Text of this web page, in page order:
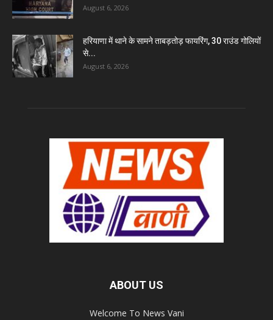
August 6, 2026
हरियाणा में थाने के सामने ताबड़तोड़ फायरिंग, 30 राउंड गोलियों
से...
August 6, 2026
ABOUT US
Welcome To News Vani